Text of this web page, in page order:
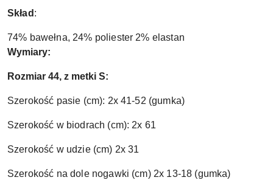
Skład :
74% bawełna, 24% poliester 2% elastan
Wymiary:
Rozmiar 44, z metki S:
Szerokość pasie (cm): 2x 41-52 (gumka)
Szerokość w biodrach (cm): 2x 61
Szerokość w udzie (cm) 2x 31
Szerokość na dole nogawki (cm) 2x 13-18 (gumka)